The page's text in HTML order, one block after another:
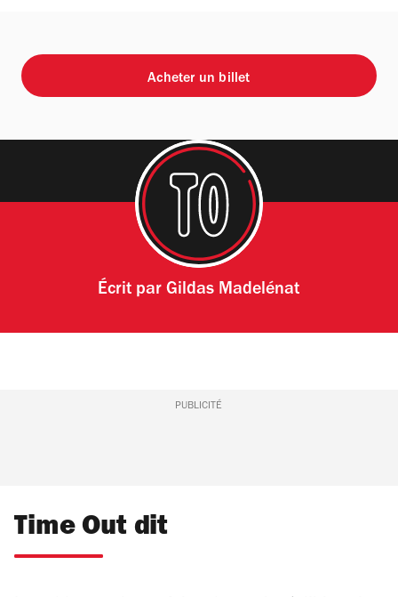
Acheter un billet
Écrit parGildas Madelénat
PUBLICITÉ
Time Out dit